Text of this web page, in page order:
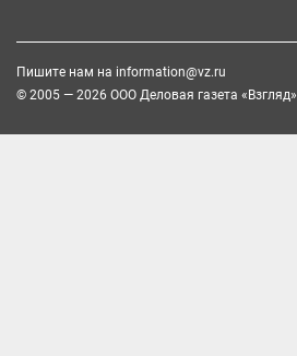
Пишите нам на information@vz.ru
© 2005 — 2026 ООО Деловая газета «Взгляд»